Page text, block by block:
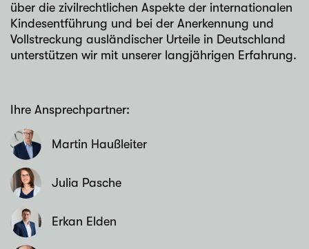
über die zivilrechtlichen Aspekte der internationalen
Kindesentführung und bei der Anerkennung und
Vollstreckung ausländischer Urteile in Deutschland
unterstützen wir mit unserer langjährigen Erfahrung.
Ihre Ansprechpartner:
Martin Haußleiter
Julia Pasche
Erkan Elden